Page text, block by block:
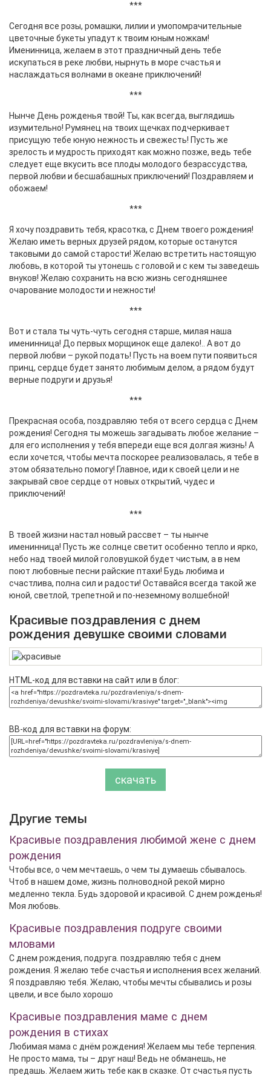
***
Сегодня все розы, ромашки, лилии и умопомрачительные
цветочные букеты упадут к твоим юным ножкам!
Именинница, желаем в этот праздничный день тебе
искупаться в реке любви, нырнуть в море счастья и
наслаждаться волнами в океане приключений!
***
Нынче День рожденья твой! Ты, как всегда, выглядишь
изумительно! Румянец на твоих щечках подчеркивает
присущую тебе юную нежность и свежесть! Пусть же
зрелость и мудрость приходят как можно позже, ведь тебе
следует еще вкусить все плоды молодого безрассудства,
первой любви и бесшабашных приключений! Поздравляем и
обожаем!
***
Я хочу поздравить тебя, красотка, с Днем твоего рождения!
Желаю иметь верных друзей рядом, которые останутся
таковыми до самой старости! Желаю встретить настоящую
любовь, в которой ты утонешь с головой и с кем ты заведешь
внуков! Желаю сохранить на всю жизнь сегодняшнее
очарование молодости и нежности!
***
Вот и стала ты чуть-чуть сегодня старше, милая наша
именинница! До первых морщинок еще далеко!.. А вот до
первой любви – рукой подать! Пусть на воем пути появиться
принц, сердце будет занято любимым делом, а рядом будут
верные подруги и друзья!
***
Прекрасная особа, поздравляю тебя от всего сердца с Днем
рождения! Сегодня ты можешь загадывать любое желание –
для его исполнения у тебя впереди еще вся долгая жизнь! А
если хочется, чтобы мечта поскорее реализовалась, я тебе в
этом обязательно помогу! Главное, иди к своей цели и не
закрывай свое сердце от новых открытий, чудес и
приключений!
***
В твоей жизни настал новый рассвет – ты нынче
именинница! Пусть же солнце светит особенно тепло и ярко,
небо над твоей милой головушкой будет чистым, а в нем
поют любовные песни райские птахи! Будь любима и
счастлива, полна сил и радости! Оставайся всегда такой же
юной, светлой, трепетной и по-неземному волшебной!
Красивые поздравления с днем
рождения девушке своими словами
HTML-код для вставки на сайт или в блог:
BB-код для вставки на форум:
скачать
Другие темы
Красивые поздравления любимой жене с днем
рождения
Чтобы все, о чем мечтаешь, о чем ты думаешь сбывалось.
Чтоб в нашем доме, жизнь полноводной рекой мирно
медленно текла. Будь здоровой и красивой. С днем рожденья!
Моя любовь.
Красивые поздравления подруге своими
мловами
С днем рождения, подруга. поздравляю тебя с днем
рождения. Я желаю тебе счастья и исполнения всех желаний.
Я поздравляю тебя. Желаю, чтобы мечты сбывались и розы
цвели, и все было хорошо
Красивые поздравления маме с днем
рождения в стихах
Любимая мама с днём рождения! Желаем мы тебе терпения.
Не просто мама, ты – друг наш! Ведь не обманешь, не
предашь. Желаем жить тебе как в сказке. От счастья пусть